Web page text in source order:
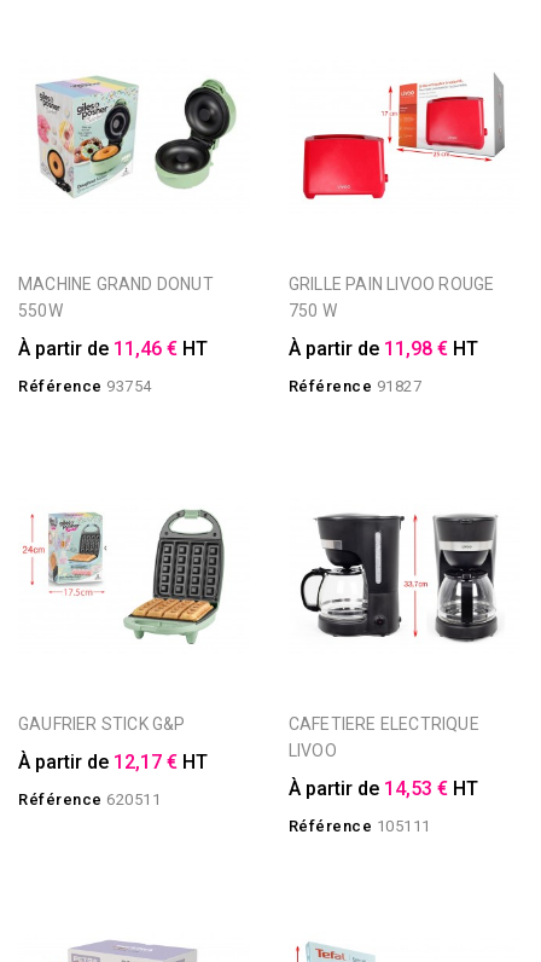
MACHINE GRAND DONUT
550W
À partir de 11,46 € HT
Référence 93754
GRILLE PAIN LIVOO ROUGE
750 W
À partir de 11,98 € HT
Référence 91827
GAUFRIER STICK G&P
À partir de 12,17 € HT
Référence 620511
CAFETIERE ELECTRIQUE
LIVOO
À partir de 14,53 € HT
Référence 105111